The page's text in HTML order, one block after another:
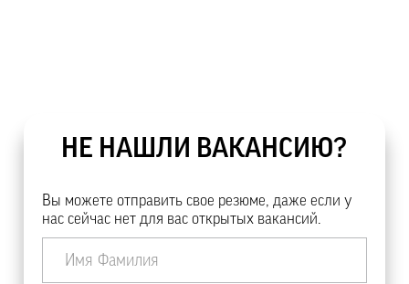
НЕ НАШЛИ ВАКАНСИЮ?
Вы можете отправить свое резюме, даже если у
нас сейчас нет для вас открытых вакансий.